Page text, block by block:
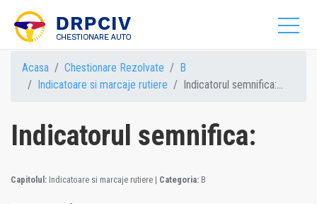
Acasa Chestionare Rezolvate
B
Indicatoare si marcaje rutiere
Indicatorul semnifica:...
Indicatorul semnifica:
Capitolul: Indicatoare si marcaje rutiere | Categoria: B